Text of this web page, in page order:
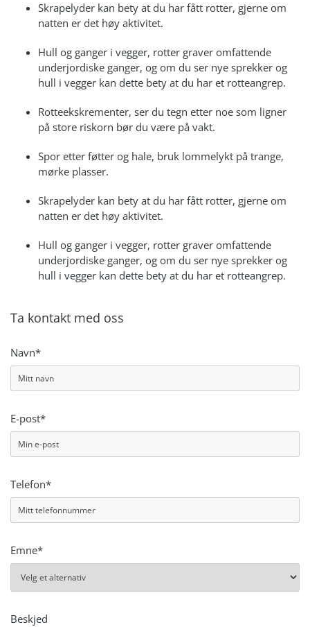
Skrapelyder kan bety at du har fått rotter, gjerne om
natten er det høy aktivitet.
Hull og ganger i vegger, rotter graver omfattende
underjordiske ganger, og om du ser nye sprekker og
hull i vegger kan dette bety at du har et rotteangrep.
Rotteekskrementer, ser du tegn etter noe som ligner
på store riskorn bør du være på vakt.
Spor etter føtter og hale, bruk lommelykt på trange,
mørke plasser.
Skrapelyder kan bety at du har fått rotter, gjerne om
natten er det høy aktivitet.
Hull og ganger i vegger, rotter graver omfattende
underjordiske ganger, og om du ser nye sprekker og
hull i vegger kan dette bety at du har et rotteangrep.
Ta kontakt med oss
Navn*
E-post*
Telefon*
Emne*
Beskjed